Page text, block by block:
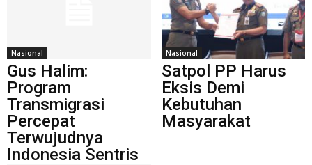
Nasional
Gus Halim:
Program
Transmigrasi
Percepat
Terwujudnya
Indonesia Sentris
Nasional
Satpol PP Harus
Eksis Demi
Kebutuhan
Masyarakat